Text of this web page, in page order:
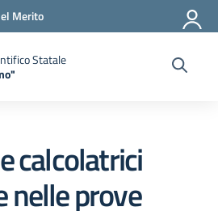
Merito
Statale
calcolatrici
prove